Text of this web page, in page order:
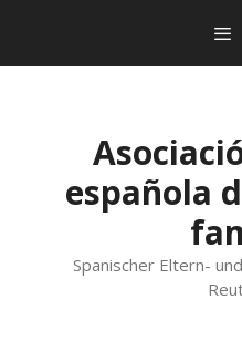
contenido
española
Spanischer Eltern-